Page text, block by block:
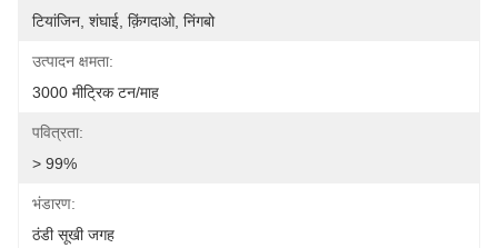
टियांजिन, शंघाई, क़िंगदाओ, निंगबो
उत्पादन क्षमता:
3000 मीट्रिक टन/माह
पवित्रता:
> 99%
भंडारण:
ठंडी सूखी जगह